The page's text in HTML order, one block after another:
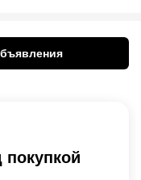
покупкой